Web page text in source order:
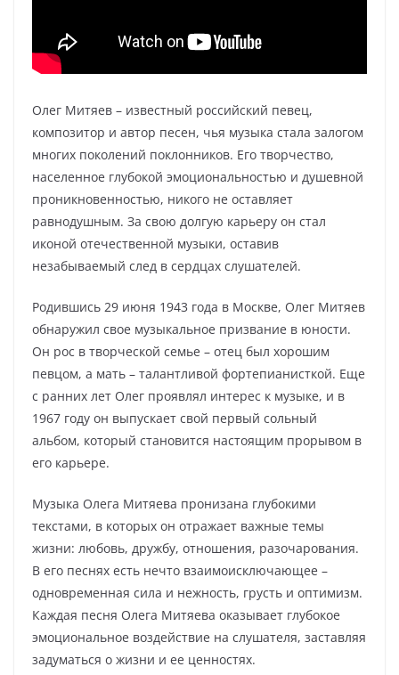
Олег Митяев – известный российский певец,
композитор и автор песен, чья музыка стала залогом
многих поколений поклонников. Его творчество,
населенное глубокой эмоциональностью и душевной
проникновенностью, никого не оставляет
равнодушным. За свою долгую карьеру он стал
иконой отечественной музыки, оставив
незабываемый след в сердцах слушателей.
Родившись 29 июня 1943 года в Москве, Олег Митяев
обнаружил свое музыкальное призвание в юности.
Он рос в творческой семье – отец был хорошим
певцом, а мать – талантливой фортепианисткой. Еще
с ранних лет Олег проявлял интерес к музыке, и в
1967 году он выпускает свой первый сольный
альбом, который становится настоящим прорывом в
его карьере.
Музыка Олега Митяева пронизана глубокими
текстами, в которых он отражает важные темы
жизни: любовь, дружбу, отношения, разочарования.
В его песнях есть нечто взаимоисключающее –
одновременная сила и нежность, грусть и оптимизм.
Каждая песня Олега Митяева оказывает глубокое
эмоциональное воздействие на слушателя, заставляя
задуматься о жизни и ее ценностях.